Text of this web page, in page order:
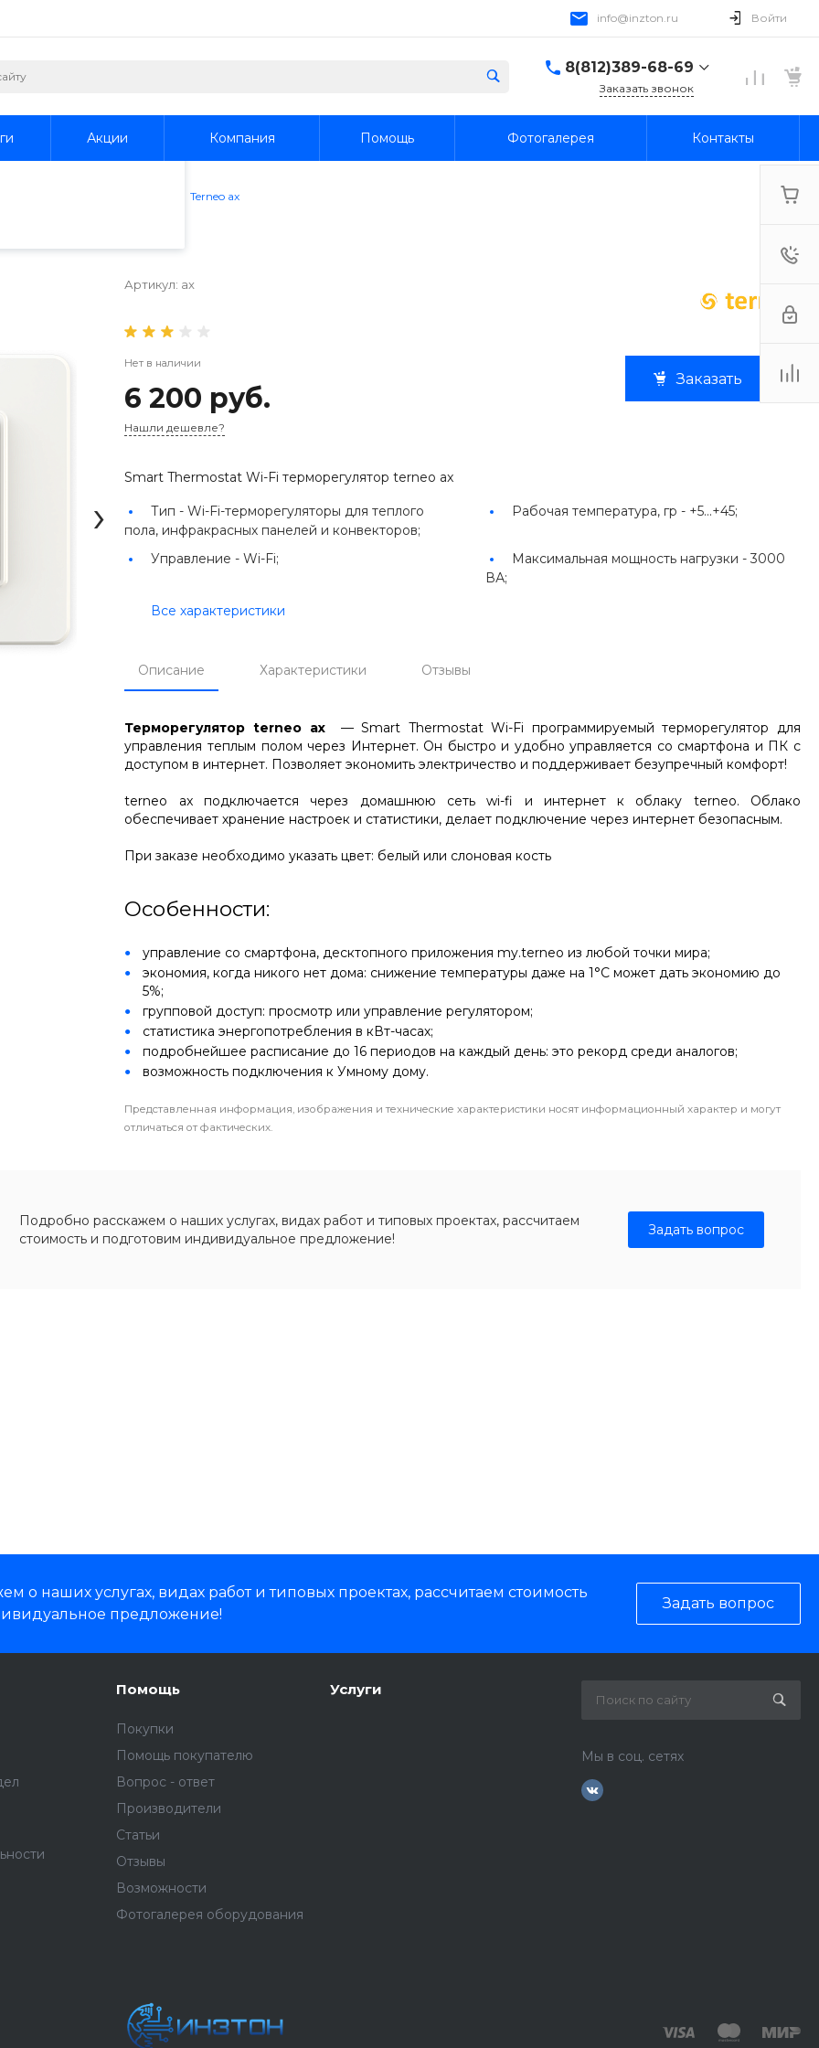
и
использования.
.
info@inzton.ru Войти
8(812)389-68-69
г. Санкт-Петербург,
Заказать звонок
Акции Компания Помощь Фотогалерея Контакты
Terneo ax
›
Артикул: ax
Нет в наличии
6 200 руб.
Заказать
Нашли дешевле?
Smart Thermostat Wi-Fi терморегулятор terneo ax
Тип -Wi-Fi-терморегуляторы для теплого
пола, инфракрасных панелей и конвекторов;
Рабочая температура, гр - +5...+45;
Управление -Wi-Fi; Максимальная мощность нагрузки -3000
ВА;
Все характеристики
Описание Характеристики Отзывы
Терморегулятор terneo ax
— Smart Thermostat Wi-Fi программируемый терморегулятор для
управления теплым полом через Интернет. Он быстро и удобно управляется со смартфона и ПК с
доступом в интернет. Позволяет экономить электричество и поддерживает безупречный комфорт!
terneo ax подключается через домашнюю сеть wi-fi и интернет к облаку terneo. Облако
обеспечивает хранение настроек и статистики, делает подключение через интернет безопасным.
При заказе необходимо указать цвет: белый или слоновая кость
Особенности:
управление со смартфона, десктопного приложения my.terneo из любой точки мира;
экономия, когда никого нет дома: снижение температуры даже на 1°С может дать экономию до
5%;
групповой доступ: просмотр или управление регулятором;
статистика энергопотребления в кВт-часах;
подробнейшее расписание до 16 периодов на каждый день: это рекорд среди аналогов;
возможность подключения к Умному дому.
Представленная информация, изображения и технические характеристики носят информационный характер и могут
отличаться от фактических.
Подробно расскажем о наших услугах, видах работ и типовых проектах, рассчитаем
стоимость и подготовим индивидуальное предложение!
Задать вопрос
о наших услугах, видах работ и типовых проектах, рассчитаем стоимость
предложение!
Задать вопрос
Помощь
Покупки
Помощь покупателю
Вопрос - ответ
Производители
Статьи
Отзывы
Возможности
Фотогалерея оборудования
Услуги
Мы в соц. сетях